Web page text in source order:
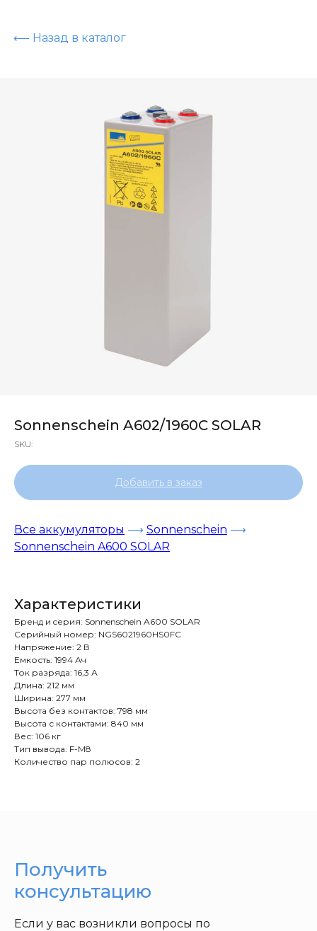
⟵ Назад в каталог
Sonnenschein A602/1960C SOLAR
SKU:
Добавить в заказ
Все аккумуляторы ⟶ Sonnenschein ⟶
Sonnenschein A600 SOLAR
Характеристики
Бренд и cерия: Sonnenschein A600 SOLAR
Серийный номер: NGS6021960HS0FC
Напряжение: 2 В
Емкость: 1994 Ач
Ток разряда: 16,3 А
Длина: 212 мм
Ширина: 277 мм
Высота без контактов: 798 мм
Высота с контактами: 840 мм
Вес: 106 кг
Тип вывода: F-M8
Количество пар полюсов: 2
Если у вас возникли вопросы по
Получить
консультацию